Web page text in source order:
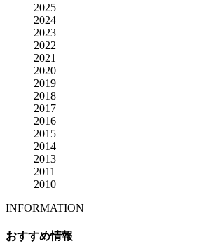
2025
2024
2023
2022
2021
2020
2019
2018
2017
2016
2015
2014
2013
2011
2010
INFORMATION
おすすめ情報